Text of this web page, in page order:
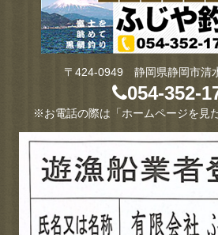
〒424-0949 静岡県静岡市清
054-352-
※お電話の際は「ホームページを見